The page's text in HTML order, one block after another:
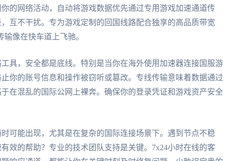
的网络活动，自动将游戏数据优先通过专用游戏加速通道传
互不干扰。专为游戏定制的回国线路配合独享的高品质带宽
输像在快车道上飞驰。
工具，安全都是底线。特别是当你在海外使用加速器连接国服游
你的账号信息和操作被窃听或篡改。专线传输意味着数据通过
在混乱的国际公网上裸奔。确保你的登录凭证和游戏资产安全
时可能出现，尤其是在复杂的国际连接场景下。遇到节点不稳
效的帮助？专业的技术团队支持是关键。7x24小时在线的客